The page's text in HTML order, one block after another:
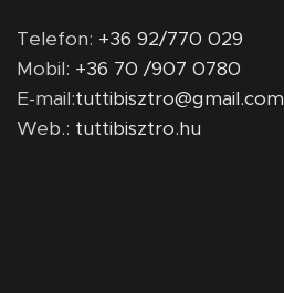
Telefon: +36 92/770 029
Mobil: +36 70 /907 0780
E-mail:tuttibisztro@gmail.com
Web.: tuttibisztro.hu